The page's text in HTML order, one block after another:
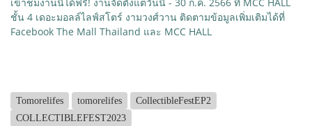
ชั้น 4 เดอะมอลล์ไลฟ์สโตร์ งามวงศ์วาน ติดตามข้อมูลเพิ่มเติมได้ที่
Facebook The Mall Thailand และ MCC HALL
Tomorelifes tomorelifes
CollectibleFestEP2
COLLECTIBLEFEST2023